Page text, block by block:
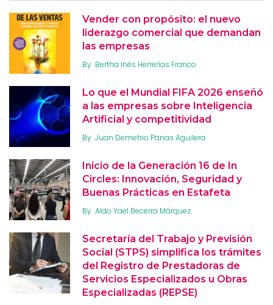
Vender con propósito: el nuevo
liderazgo comercial que demandan
las empresas
By Bertha Inés Herrerías Franco
Lo que el Mundial FIFA 2026 enseñó
a las empresas sobre Inteligencia
Artificial y competitividad
By Juan Demetrio Panas Aguilera
Inicio de la Generación 16 de In
Circles: Innovación, Seguridad y
Buenas Prácticas en Estafeta
By Aldo Yael Becerra Márquez
Secretaría del Trabajo y Previsión
Social (STPS) simplifica los trámites
del Registro de Prestadoras de
Servicios Especializados u Obras
Especializadas (REPSE)